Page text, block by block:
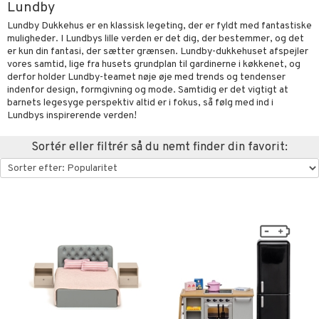
Lundby
Lundby Dukkehus er en klassisk legeting, der er fyldt med fantastiske
muligheder. I Lundbys lille verden er det dig, der bestemmer, og det
er kun din fantasi, der sætter grænsen. Lundby-dukkehuset afspejler
vores samtid, lige fra husets grundplan til gardinerne i køkkenet, og
derfor holder Lundby-teamet nøje øje med trends og tendenser
indenfor design, formgivning og mode. Samtidig er det vigtigt at
barnets legesyge perspektiv altid er i fokus, så følg med ind i
Lundbys inspirerende verden!
Sortér eller filtrér så du nemt finder din favorit:
& Tilbehør
madservice
& Madopbevaring
& Huer
& strømper
legetøj
& Klodser
Builder
Stockholm
Hoppetossa
Born
Dollhouse
Friends
- Heste
- Wild Life
& Gyngedyr
& Køkkenredskaber
brikker
& svar